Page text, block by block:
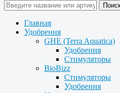
Главная
Удобрения
GHE (Terra Aquatica)
Удобрения
Стимуляторы
BioBizz
Стимуляторы
Удобрения